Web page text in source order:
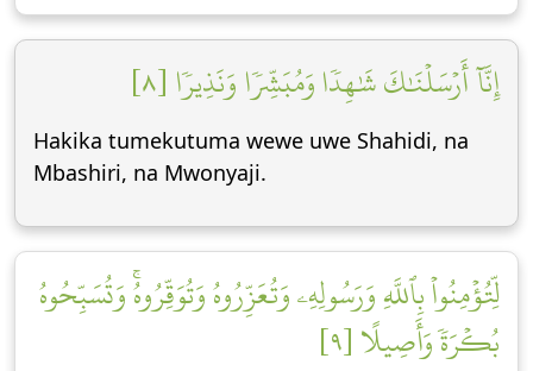
إِنَّآ أَرۡسَلۡنَٰكَ شَٰهِدٗا وَمُبَشِّرٗا وَنَذِيرٗا [٨]
Hakika tumekutuma wewe uwe Shahidi, na
Mbashiri, na Mwonyaji.
لِّتُؤۡمِنُواْ بِٱللَّهِ وَرَسُولِهِۦ وَتُعَزِّرُوهُ وَتُوَقِّرُوهُۚ وَتُسَبِّحُوهُ
بُكۡرَةٗ وَأَصِيلًا [٩]